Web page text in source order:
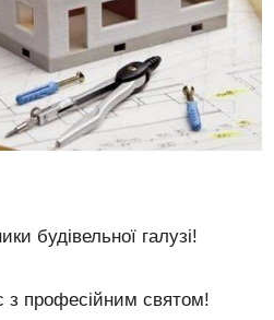
будівельної галузі!
з професійним святом!